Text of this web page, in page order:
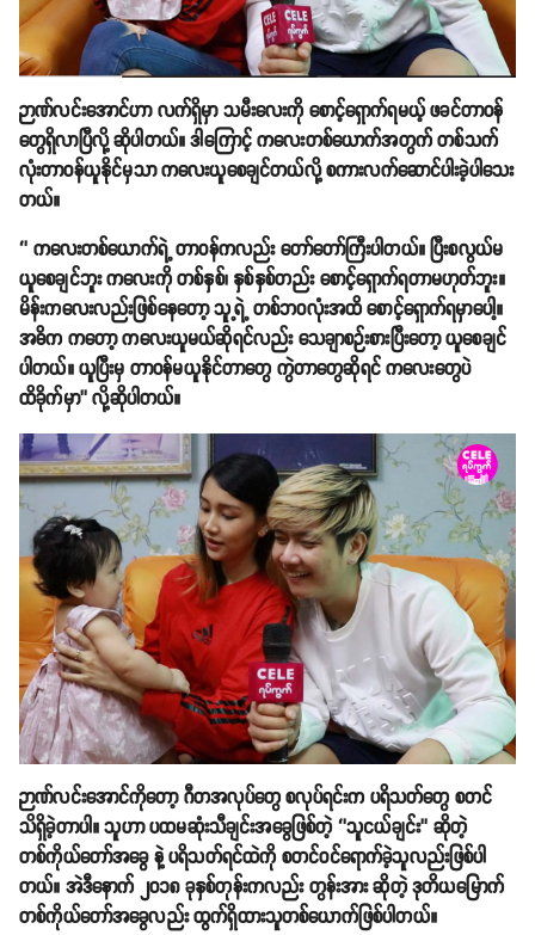
ဉာဏ်လင်းအောင်ဟာ လက်ရှိမှာ သမီးလေးကို စောင့်ရှောက်ရမယ့် ဖခင်တာဝန်
တွေရှိလာပြီလို့ ဆိုပါတယ်။ ဒါကြောင့် ကလေးတစ်ယောက်အတွက် တစ်သက်
လုံးတာဝန်ယူနိုင်မှသာ ကလေးယူစေချင်တယ်လို့ စကားလက်ဆောင်ပါးခဲ့ပါသေး
တယ်။
‘’ ကလေးတစ်ယောက်ရဲ့ တာဝန်ကလည်း တော်တော်ကြီးပါတယ်။ ပြီးစလွယ်မ
ယူစေချင်ဘူး ကလေးကို တစ်နှစ်၊ နှစ်နှစ်တည်း စောင့်ရှောက်ရတာမဟုတ်ဘူး။
မိန်းကလေးလည်းဖြစ်နေတော့ သူ့ရဲ့ တစ်ဘဝလုံးအထိ စောင့်ရှောက်ရမှာပေါ့။
အဓိက ကတော့ ကလေးယူမယ်ဆိုရင်လည်း သေချာစဉ်းစားပြီးတော့ ယူစေချင်
ပါတယ်။ ယူပြီးမှ တာဝန်မယူနိုင်တာတွေ ကွဲတာတွေဆိုရင် ကလေးတွေပဲ
ထိခိုက်မှာ’’ လို့ဆိုပါတယ်။
ဉာဏ်လင်းအောင်ကိုတော့ ဂီတအလုပ်တွေ စလုပ်ရင်းက ပရိသတ်တွေ စတင်
သိရှိခဲ့တာပါ။ သူဟာ ပထမဆုံးသီချင်းအခွေဖြစ်တဲ့ ‘’သူငယ်ချင်း’’ ဆိုတဲ့
တစ်ကိုယ်တော်အခွေ နဲ့ ပရိသတ်ရင်ထဲကို စတင်ဝင်ရောက်ခဲ့သူလည်းဖြစ်ပါ
တယ်။ အဲဒီနောက် ၂၀၁၈ ခုနှစ်တုန်းကလည်း တွန်းအား ဆိုတဲ့ ဒုတိယမြောက်
တစ်ကိုယ်တော်အခွေလည်း ထွက်ရှိထားသူတစ်ယောက်ဖြစ်ပါတယ်။